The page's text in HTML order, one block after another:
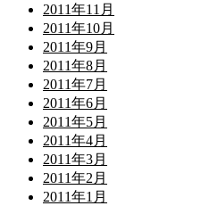
2011年11月
2011年10月
2011年9月
2011年8月
2011年7月
2011年6月
2011年5月
2011年4月
2011年3月
2011年2月
2011年1月